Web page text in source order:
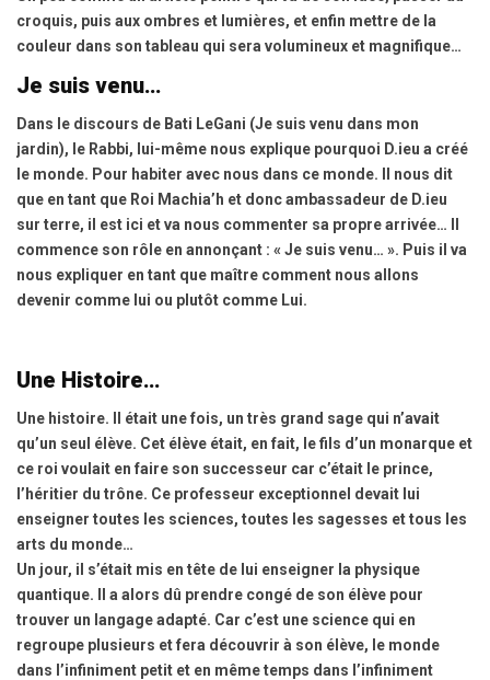
croquis, puis aux ombres et lumières, et enfin mettre de la
couleur dans son tableau qui sera volumineux et magnifique…
Je suis venu…
Dans le discours de Bati LeGani (Je suis venu dans mon
jardin), le Rabbi, lui-même nous explique pourquoi D.ieu a créé
le monde. Pour habiter avec nous dans ce monde. Il nous dit
que en tant que Roi Machia’h et donc ambassadeur de D.ieu
sur terre, il est ici et va nous commenter sa propre arrivée… Il
commence son rôle en annonçant : « Je suis venu… ». Puis il va
nous expliquer en tant que maître comment nous allons
devenir comme lui ou plutôt comme Lui.
Une Histoire…
Une histoire. Il était une fois, un très grand sage qui n’avait
qu’un seul élève. Cet élève était, en fait, le fils d’un monarque et
ce roi voulait en faire son successeur car c’était le prince,
l’héritier du trône. Ce professeur exceptionnel devait lui
enseigner toutes les sciences, toutes les sagesses et tous les
arts du monde…
Un jour, il s’était mis en tête de lui enseigner la physique
quantique. Il a alors dû prendre congé de son élève pour
trouver un langage adapté. Car c’est une science qui en
regroupe plusieurs et fera découvrir à son élève, le monde
dans l’infiniment petit et en même temps dans l’infiniment